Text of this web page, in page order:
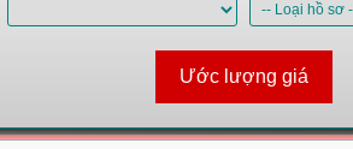
Ước lượng giá